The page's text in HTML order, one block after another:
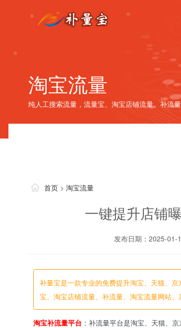
淘宝流量
纯人工搜索流量，流量宝、淘宝店铺流量、补流
首页 > 淘宝流量
一键提升店铺
发布日期：2025-01-
补量宝是一款专业的免费提升淘宝、天猫、
宝、淘宝店铺流量、补流量、淘宝流量网站
淘宝补流量平台 ：补流量平台是淘宝、天猫、